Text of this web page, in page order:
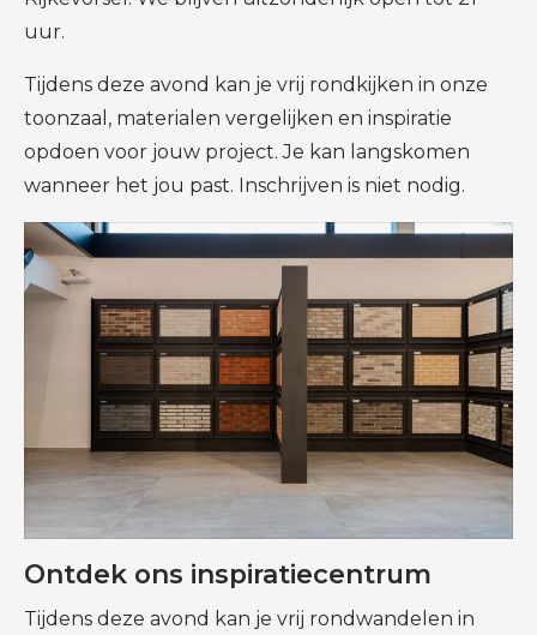
uur.
Tijdens deze avond kan je vrij rondkijken in onze
toonzaal, materialen vergelijken en inspiratie
opdoen voor jouw project. Je kan langskomen
wanneer het jou past. Inschrijven is niet nodig.
Ontdek ons inspiratiecentrum
Tijdens deze avond kan je vrij rondwandelen in